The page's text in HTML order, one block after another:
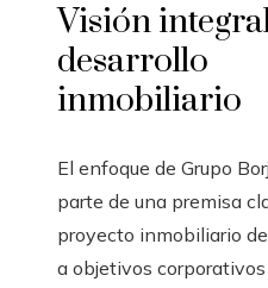
Visión
desarrollo
inmobiliario
El enfoque de Grupo
parte de una premisa
proyecto inmobiliario
a objetivos